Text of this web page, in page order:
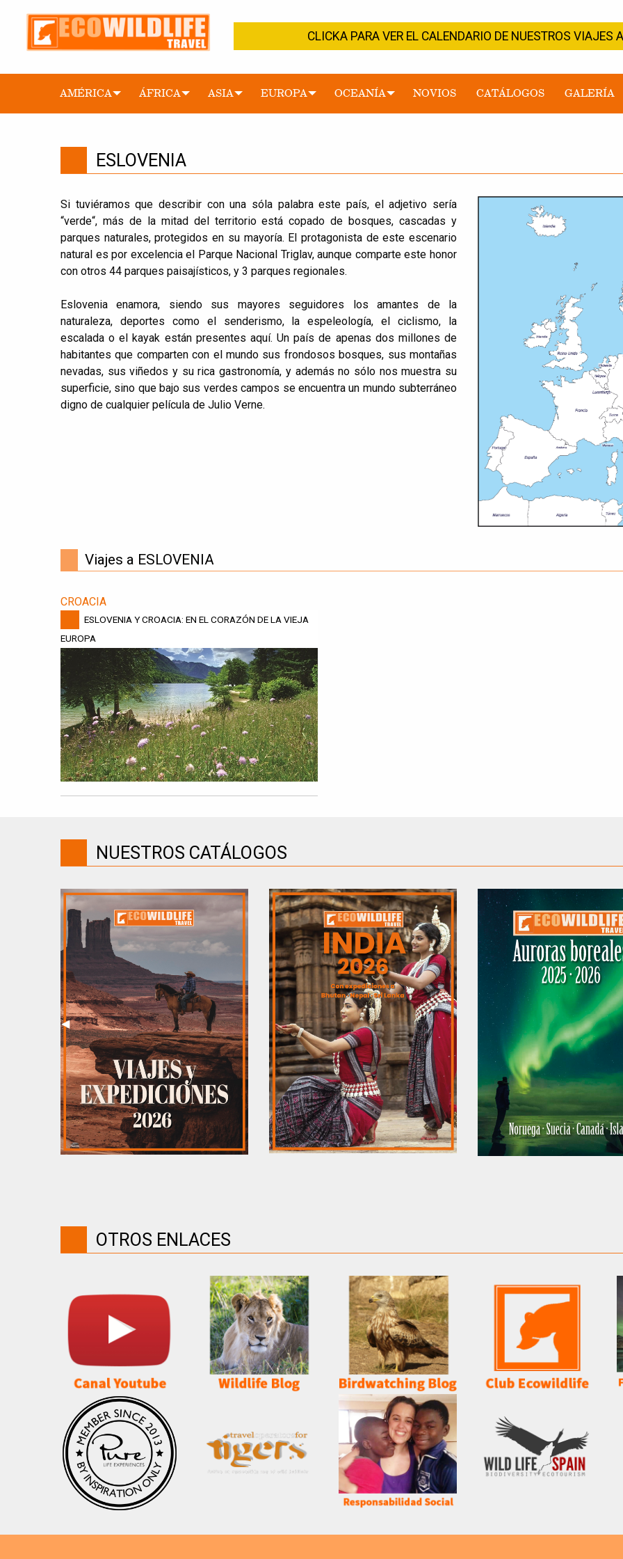
CLICKA PARA VER EL CALENDARIO DE NUESTROS VIAJES
AMÉRICA ÁFRICA ASIA EUROPA OCEANÍA NOVIOS CATÁLOGOS GALERÍA
ESLOVENIA
Si tuviéramos que describir con una sóla palabra este país, el adjetivo sería
“verde“, más de la mitad del territorio está copado de bosques, cascadas y
parques naturales, protegidos en su mayoría. El protagonista de este escenario
natural es por excelencia el Parque Nacional Triglav, aunque comparte este honor
con otros 44 parques paisajísticos, y 3 parques regionales.
Eslovenia enamora, siendo sus mayores seguidores los amantes de la
naturaleza, deportes como el senderismo, la espeleología, el ciclismo, la
escalada o el kayak están presentes aquí. Un país de apenas dos millones de
habitantes que comparten con el mundo sus frondosos bosques, sus montañas
nevadas, sus viñedos y su rica gastronomía, y además no sólo nos muestra su
superficie, sino que bajo sus verdes campos se encuentra un mundo subterráneo
digno de cualquier película de Julio Verne.
Viajes a ESLOVENIA
CROACIA
ESLOVENIA Y CROACIA: EN EL CORAZÓN DE LA VIEJA
EUROPA
NUESTROS CATÁLOGOS
Previous
Slide
◀︎
OTROS ENLACES